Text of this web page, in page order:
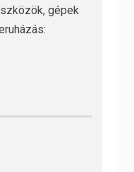
gépek